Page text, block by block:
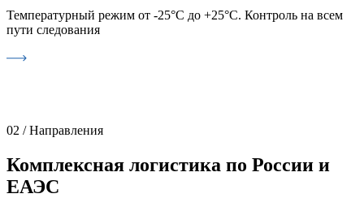
Температурный режим от -25°С до +25°С. Контроль на всем
пути следования
02 / Направления
Комплексная логистика по России и
ЕАЭС